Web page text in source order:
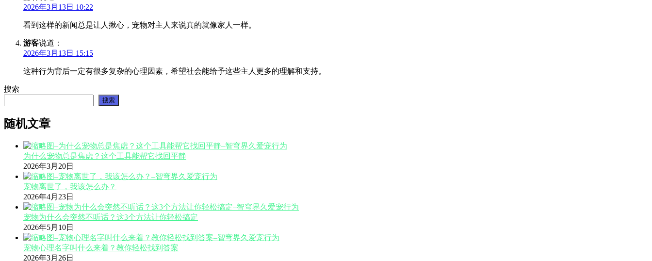
2026年3月13日 10:22
看到这样的新闻总是让人揪心，宠物对主人来说真的就像家人一样。
游客说道：
2026年3月13日 15:15
这种行为背后一定有很多复杂的心理因素，希望社会能给予这些主人更多的理解和支持。
搜索
搜索
随机文章
为什么宠物总是焦虑？这个工具能帮它找回平静
2026年3月20日
宠物离世了，我该怎么办？
2026年4月23日
宠物为什么会突然不听话？这3个方法让你轻松搞定
2026年5月10日
宠物心理名字叫什么来着？教你轻松找到答案
2026年3月26日